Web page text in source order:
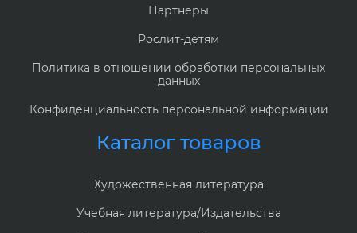
Партнеры
Рослит-детям
Политика в отношении обработки персональных
данных
Конфиденциальность персональной информации
Каталог товаров
Художественная литература
Учебная литература/Издательства